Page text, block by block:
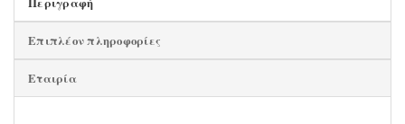
Επιπλέον πληροφορίες
Εταιρία